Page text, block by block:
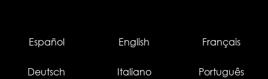
Español English Français
Deutsch Italiano Português